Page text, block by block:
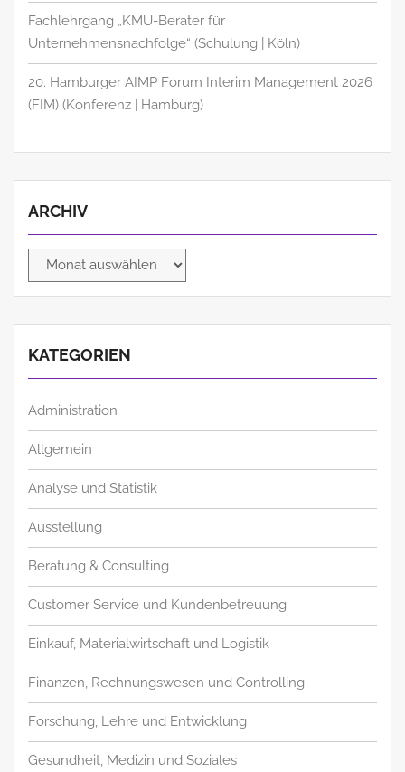
Fachlehrgang „KMU-Berater für
Unternehmensnachfolge“ (Schulung | Köln)
20. Hamburger AIMP Forum Interim Management 2026
(FIM) (Konferenz | Hamburg)
ARCHIV
Archiv
KATEGORIEN
Administration
Allgemein
Analyse und Statistik
Ausstellung
Beratung & Consulting
Customer Service und Kundenbetreuung
Einkauf, Materialwirtschaft und Logistik
Finanzen, Rechnungswesen und Controlling
Forschung, Lehre und Entwicklung
Gesundheit, Medizin und Soziales